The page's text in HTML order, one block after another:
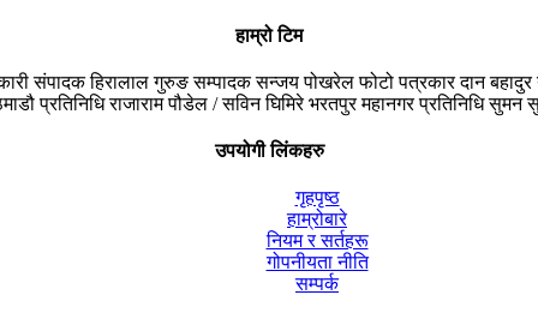
हाम्रो टिम
संपादकहिरालाल गुरुङसम्पादकसन्जय पोखरेलफोटो पत्रकारदान
प्रतिनिधिराजाराम पौडेल / सविन घिमिरेभरतपुर महानगर प्रतिनिधिसुमन
उपयोगी लिंकहरु
गृहपृष्ठ
हाम्रोबारे
नियम र सर्तहरू
गोपनीयता नीति
सम्पर्क